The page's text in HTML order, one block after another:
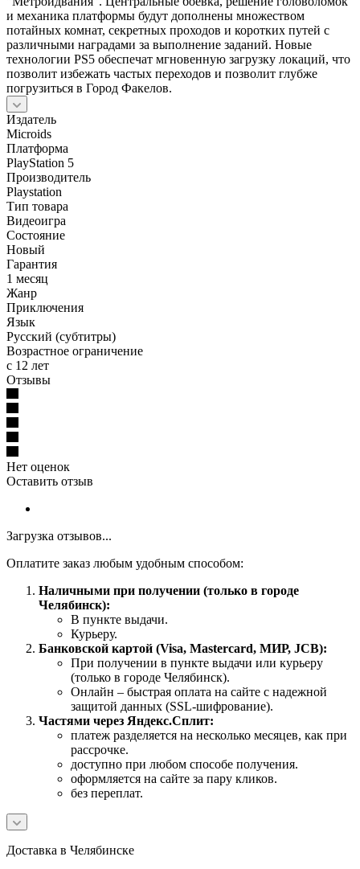
и механика платформы будут дополнены множеством
потайных комнат, секретных проходов и коротких путей с
различными наградами за выполнение заданий. Новые
технологии PS5 обеспечат мгновенную загрузку локаций, что
позволит избежать частых переходов и позволит глубже
погрузиться в Город Факелов.
Издатель
Microids
Платформа
PlayStation 5
Производитель
Playstation
Тип товара
Видеоигра
Состояние
Новый
Гарантия
1 месяц
Жанр
Приключения
Язык
Русский (субтитры)
Возрастное ограничение
с 12 лет
Отзывы
Нет оценок
Оставить отзыв
Загрузка отзывов...
Оплатите заказ любым удобным способом:
Наличными при получении (только в городе
Челябинск):
В пункте выдачи.
Курьеру.
Банковской картой (Visa, Mastercard, МИР, JCB):
При получении в пункте выдачи или курьеру
(только в городе Челябинск).
Онлайн – быстрая оплата на сайте с надежной
защитой данных (SSL-шифрование).
Частями через Яндекс.Сплит:
платеж разделяется на несколько месяцев, как при
рассрочке.
доступно при любом способе получения.
оформляется на сайте за пару кликов.
без переплат.
Доставка в Челябинске